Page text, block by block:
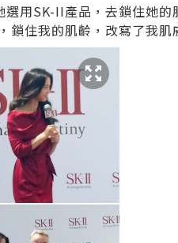
用SK-II產品，去鎖住她
住我的肌齡，改寫了我肌